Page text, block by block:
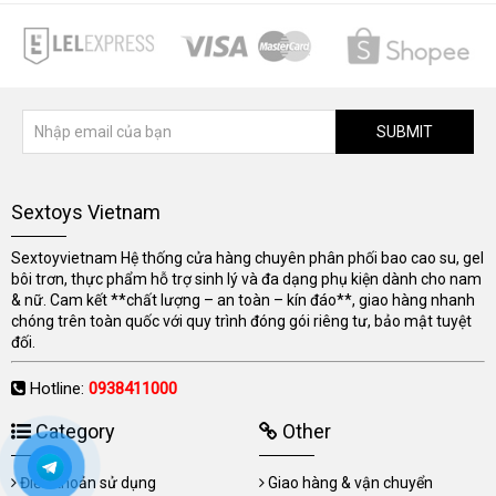
SUBMIT
Sextoys Vietnam
Sextoyvietnam Hệ thống cửa hàng chuyên phân phối bao cao su, gel
bôi trơn, thực phẩm hỗ trợ sinh lý và đa dạng phụ kiện dành cho nam
& nữ. Cam kết **chất lượng – an toàn – kín đáo**, giao hàng nhanh
chóng trên toàn quốc với quy trình đóng gói riêng tư, bảo mật tuyệt
đối.
Hotline: 0938411000
Category
Điều khoản sử dụng
Other
Giao hàng & vận chuyển